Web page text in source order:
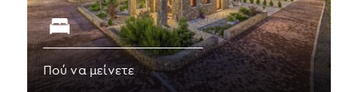
Πού να μείνετε